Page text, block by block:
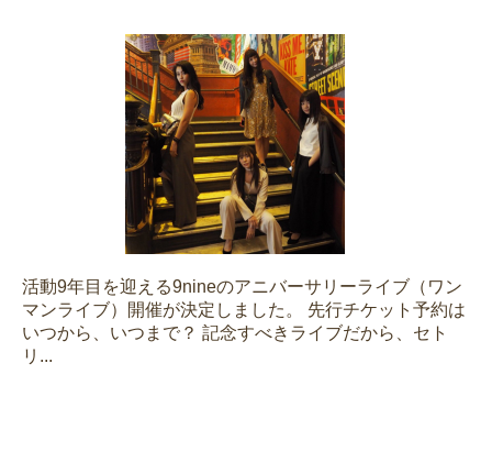
活動9年目を迎える9nineのアニバーサリーライブ（ワン
マンライブ）開催が決定しました。 先行チケット予約は
いつから、いつまで？ 記念すべきライブだから、セト
リ...